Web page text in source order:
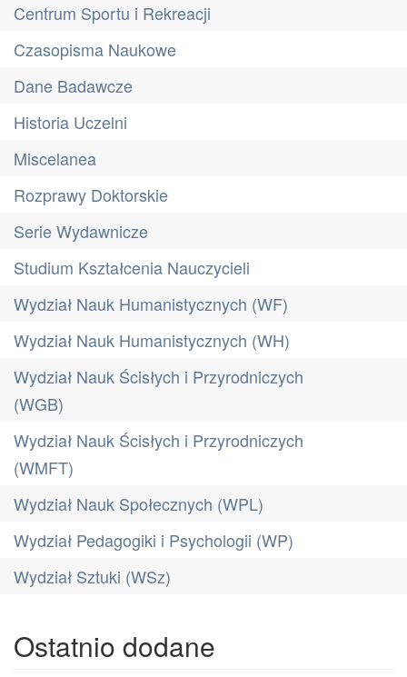
Centrum Sportu i Rekreacji
Czasopisma Naukowe
Dane Badawcze
Historia Uczelni
Miscelanea
Rozprawy Doktorskie
Serie Wydawnicze
Studium Kształcenia Nauczycieli
Wydział Nauk Humanistycznych (WF)
Wydział Nauk Humanistycznych (WH)
Wydział Nauk Ścisłych i Przyrodniczych
(WGB)
Wydział Nauk Ścisłych i Przyrodniczych
(WMFT)
Wydział Nauk Społecznych (WPL)
Wydział Pedagogiki i Psychologii (WP)
Wydział Sztuki (WSz)
Ostatnio dodane